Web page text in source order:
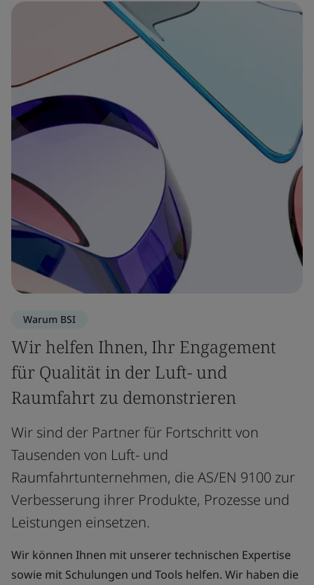
Warum BSI
Wir helfen Ihnen, Ihr Engagement
für Qualität in der Luft- und
Raumfahrt zu demonstrieren
Wir sind der Partner für Fortschritt von
Tausenden von Luft- und
Raumfahrtunternehmen, die AS/EN 9100 zur
Verbesserung ihrer Produkte, Prozesse und
Leistungen einsetzen.
Wir können Ihnen mit unserer technischen Expertise
sowie mit Schulungen und Tools helfen. Wir haben die